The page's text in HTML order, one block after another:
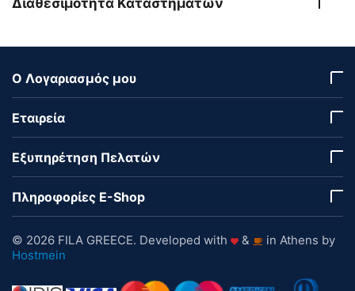
Ο Λογαριασμός μου
Εταιρεία
Εξυπηρέτηση Πελατών
Πληροφορίες E-Shop
© 2026 FILA GREECE. Developed with &
in Athens by
Hostmein